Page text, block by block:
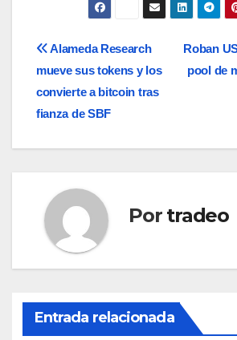
Navegación
de
entradas
Roban
pool de
Alameda Research
mueve sus tokens y los
convierte a bitcoin tras
fianza de SBF
Por tradeo
Entrada relacionada